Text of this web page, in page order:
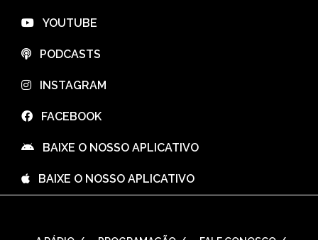
⠀YOUTUBE
⠀PODCASTS
⠀INSTAGRAM
⠀FACEBOOK
⠀BAIXE O NOSSO APLICATIVO
⠀BAIXE O NOSSO APLICATIVO